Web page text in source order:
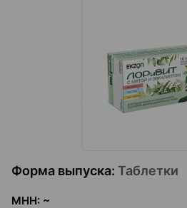
Форма выпуска: Таблетки
МНН: ~